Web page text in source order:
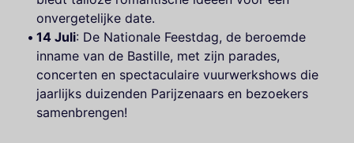
onvergetelijke date.
14 Juli: De Nationale Feestdag, de beroemde
inname van de Bastille, met zijn parades,
concerten en spectaculaire vuurwerkshows die
jaarlijks duizenden Parijzenaars en bezoekers
samenbrengen!